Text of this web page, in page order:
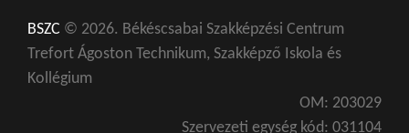
BSZC © 2026. Békéscsabai Szakképzési Centrum
Trefort Ágoston Technikum, Szakképző Iskola és
Kollégium
OM: 203029
Szervezeti egység kód: 031104